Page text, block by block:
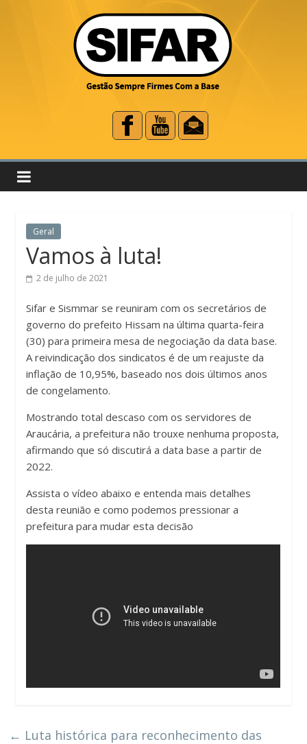
Geral
Vamos à luta!
2 de julho de 2021
Sifar e Sismmar se reuniram com os secretários de
governo do prefeito Hissam na última quarta-feira
(30) para primeira mesa de negociação da data base.
A reivindicação dos sindicatos é de um reajuste da
inflação de 10,95%, baseado nos dois últimos anos
de congelamento.
Mostrando total descaso com os servidores de
Araucária, a prefeitura não trouxe nenhuma proposta,
afirmando que só discutirá a data base a partir de
2022.
Assista o vídeo abaixo e entenda mais detalhes
desta reunião e como podemos pressionar a
prefeitura para mudar esta decisão
← Luta histórica para reconhecimento das